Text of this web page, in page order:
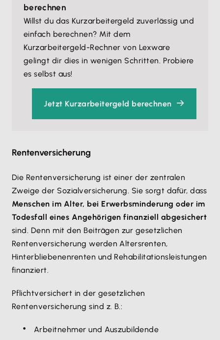
berechnen
Willst du das Kurzarbeitergeld zuverlässig und
einfach berechnen? Mit dem
Kurzarbeitergeld-Rechner von Lexware
gelingt dir dies in wenigen Schritten. Probiere
es selbst aus!
Jetzt Kurzarbeitergeld berechnen
Rentenversicherung
Die Rentenversicherung ist einer der zentralen
Zweige der Sozialversicherung. Sie sorgt dafür, dass
Menschen im Alter, bei Erwerbsminderung oder im
Todesfall eines Angehörigen finanziell abgesichert
sind. Denn mit den Beiträgen zur gesetzlichen
Rentenversicherung werden Altersrenten,
Hinterbliebenenrenten und Rehabilitationsleistungen
finanziert.
Pflichtversichert in der gesetzlichen
Rentenversicherung sind z. B.:
Arbeitnehmer und Auszubildende